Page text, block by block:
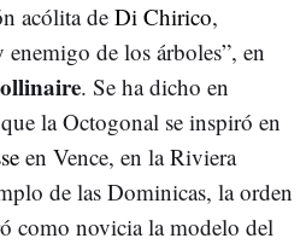
acólita de Di Chirico,
enemigo de los árboles”, en
. Se ha dicho en
la Octogonal se inspiró en
en Vence, en la Riviera
de las Dominicas, la orden
como novicia la modelo del